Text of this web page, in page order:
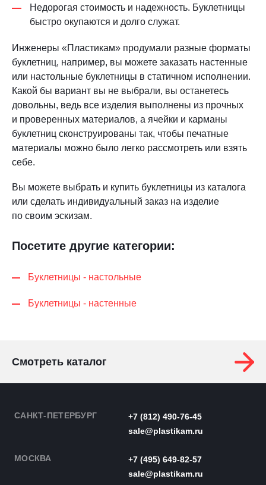
Недорогая стоимость и надежность. Буклетницы
быстро окупаются и долго служат.
Инженеры «Пластикам» продумали разные форматы
буклетниц, например, вы можете заказать настенные
или настольные буклетницы в статичном исполнении.
Какой бы вариант вы не выбрали, вы останетесь
довольны, ведь все изделия выполнены из прочных
и проверенных материалов, а ячейки и карманы
буклетниц сконструированы так, чтобы печатные
материалы можно было легко рассмотреть или взять
себе.
Вы можете выбрать и купить буклетницы из каталога
или сделать индивидуальный заказ на изделие
по своим эскизам.
Посетите другие категории:
Буклетницы - настольные
Буклетницы - настенные
Смотреть каталог
САНКТ-ПЕТЕРБУРГ
+7 (812) 490-76-45
sale@plastikam.ru
МОСКВА
+7 (495) 649-82-57
sale@plastikam.ru